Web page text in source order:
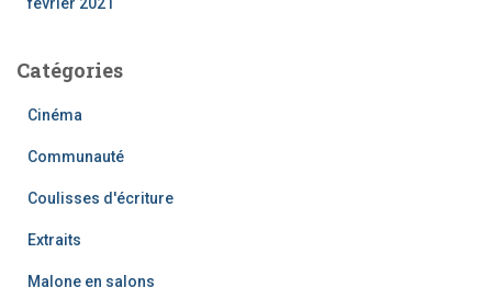
février 2021
Catégories
Cinéma
Communauté
Coulisses d'écriture
Extraits
Malone en salons